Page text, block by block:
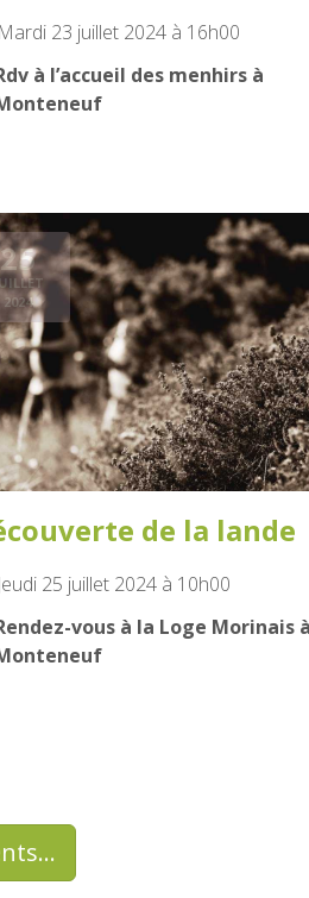
Mardi 23 juillet 2024 à 16h00
à l’accueil des menhirs à
25
2024
de la lande
Jeudi 25 juillet 2024 à 10h00
vous à la Loge Morinais à